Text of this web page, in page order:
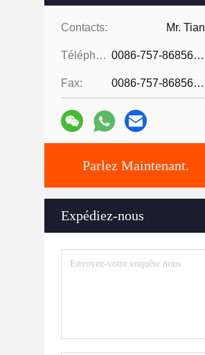
Contacts: Mr. Tian
Téléphone: 0086-757-86856916
Fax: 0086-757-86856916
Parlez Maintenant.
Expédiez-nous